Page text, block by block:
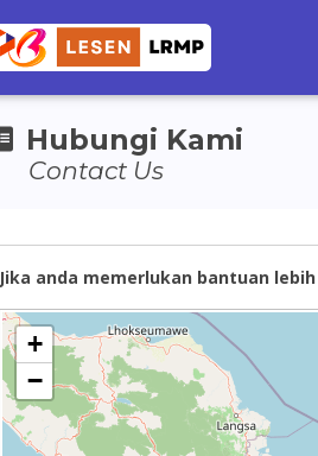
Hubungi Kami
Contact Us
Jika anda memerlukan bantuan